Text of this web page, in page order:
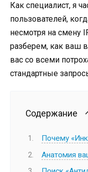
Как специалист, я
пользователей,
несмотря на смену
разберем, как ваш
вас со всеми
стандартные
Содержание
Почему
Анатомия